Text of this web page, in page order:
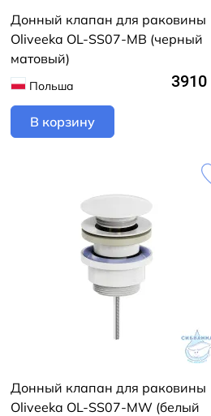
Донный клапан для раковины
Oliveeka OL-SS07-MB (черный
матовый)
Польша 3910
В корзину
Донный клапан для раковины
Oliveeka OL-SS07-MW (белый